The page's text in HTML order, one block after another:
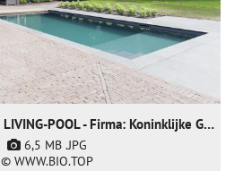
4. Platz - KATEGORIE: LIVING-POOL - Firma: Koninklijke Ginkel Group (nur nominiert)
6,5 MB .JPG
© WWW.BIO.TOP